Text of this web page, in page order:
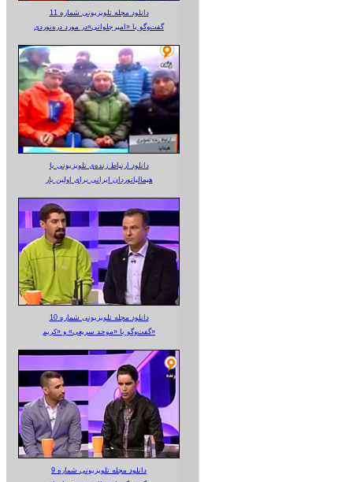
دانلود مجله تلویزیونی شماره 11
گفت‌وگو با «امیرجلوانی»در مورد دره‌نوردی
دانلود ارتباط زنده‌ی تلویزیونی‌ با
هیمالیانوردان ایرانی برای اولین بار
دانلود مجله تلویزیونی شماره 10
گفت‌وگو با «موحد سریعی» و «کریم»
دانلود مجله تلویزیونی شماره 9